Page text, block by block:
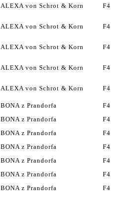
ALEXA von Schrot & Korn F4
ALEXA von Schrot & Korn F4
ALEXA von Schrot & Korn F4
ALEXA von Schrot & Korn F4
ALEXA von Schrot & Korn F4
BONA z Prandorfa F4
BONA z Prandorfa F4
BONA z Prandorfa F4
BONA z Prandorfa F4
BONA z Prandorfa F4
BONA z Prandorfa F4
BONA z Prandorfa F4